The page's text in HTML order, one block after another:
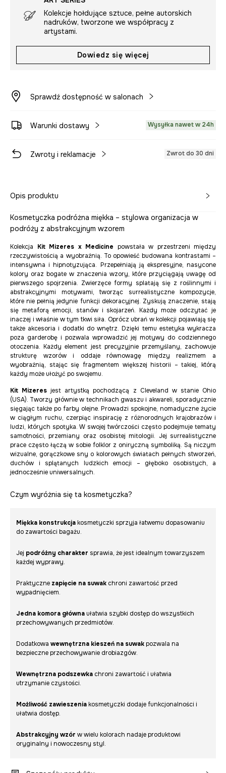
Kolekcje hołdujące sztuce, pełne autorskich
nadruków, tworzone we współpracy z
artystami.
Dowiedz się więcej
Sprawdź dostępność w salonach
Warunki dostawy Wysyłka nawet w 24h
Zwroty i reklamacje Zwrot do 30 dni
Opis produktu
Kosmetyczka podróżna miękka – stylowa organizacja w
podróży z abstrakcyjnym wzorem
Kolekcja Kit Mizeres x Medicine powstała w przestrzeni między
rzeczywistością a wyobraźnią. To opowieść budowana kontrastami –
intensywna i hipnotyzująca. Przepełniają ją ekspresyjne, nasycone
kolory oraz bogate w znaczenia wzory, które przyciągają uwagę od
pierwszego spojrzenia. Zwierzęce formy splatają się z roślinnymi i
abstrakcyjnymi motywami, tworząc surrealistyczne kompozycje,
które nie pełnią jedynie funkcji dekoracyjnej. Zyskują znaczenie, stają
się metaforą emocji, stanów i skojarzeń. Każdy może odczytać je
inaczej i właśnie w tym tkwi siła. Oprócz ubrań w kolekcji pojawiają się
także akcesoria i dodatki do wnętrz. Dzięki temu estetyka wykracza
poza garderobę i pozwala wprowadzić jej motywy do codziennego
otoczenia. Każdy element jest precyzyjnie przemyślany, zachowuje
strukturę wzorów i oddaje równowagę między realizmem a
wyobraźnią, stając się fragmentem większej historii – takiej, którą
każdy może ułożyć po swojemu.
Kit Mizeres jest artystką pochodzącą z Cleveland w stanie Ohio
(USA). Tworzy głównie w technikach gwaszu i akwareli, sporadycznie
sięgając także po farby olejne. Prowadzi spokojne, nomadyczne życie
w ciągłym ruchu, czerpiąc inspirację z różnorodnych krajobrazów i
ludzi, których spotyka. W swojej twórczości często podejmuje tematy
samotności, przemiany oraz osobistej mitologii. Jej surrealistyczne
prace często łączą w sobie folklor z oniryczną symboliką. Są niczym
wizualne, gorączkowe sny o kolorowych światach pełnych stworzeń,
duchów i splątanych ludzkich emocji – głęboko osobistych, a
jednocześnie uniwersalnych.
Czym wyróżnia się ta kosmetyczka?
Miękka konstrukcja kosmetyczki sprzyja łatwemu dopasowaniu
do zawartości bagażu.
Jej podróżny charakter sprawia, że jest idealnym towarzyszem
każdej wyprawy.
Praktyczne zapięcie na suwak chroni zawartość przed
wypadnięciem.
Jedna komora główna ułatwia szybki dostęp do wszystkich
przechowywanych przedmiotów.
Dodatkowa wewnętrzna kieszeń na suwak pozwala na
bezpieczne przechowywanie drobiazgów.
Wewnętrzna podszewka chroni zawartość i ułatwia
utrzymanie czystości.
Możliwość zawieszenia kosmetyczki dodaje funkcjonalności i
ułatwia dostęp.
Abstrakcyjny wzór w wielu kolorach nadaje produktowi
oryginalny i nowoczesny styl.